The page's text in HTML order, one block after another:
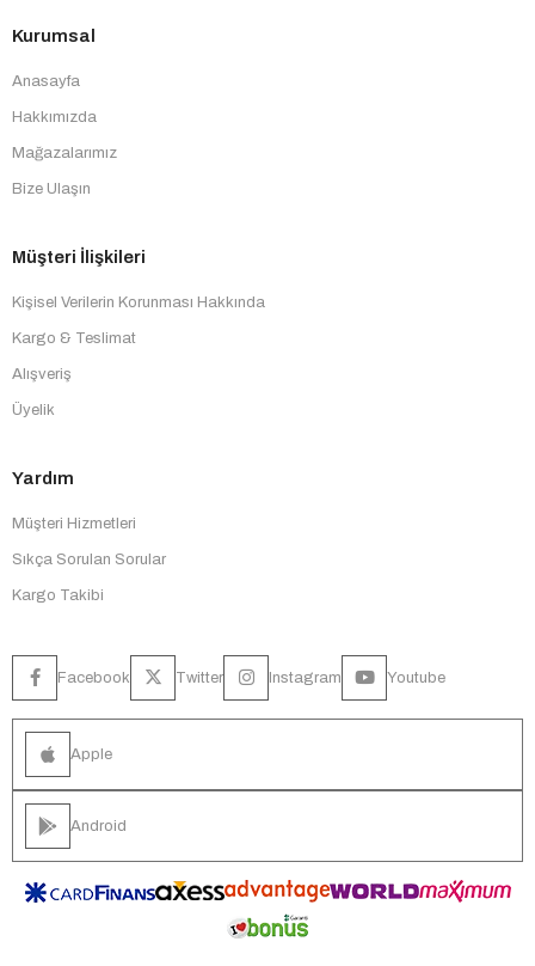
Kurumsal
Anasayfa
Hakkımızda
Mağazalarımız
Bize Ulaşın
Müşteri İlişkileri
Kişisel Verilerin Korunması Hakkında
Kargo & Teslimat
Alışveriş
Üyelik
Yardım
Müşteri Hizmetleri
Sıkça Sorulan Sorular
Kargo Takibi
Facebook Twitter Instagram Youtube
Apple
Android